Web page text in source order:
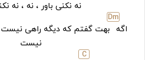
نه نکنی باور ، نه ، نه
اگه
Dm
بهت گفتم که دیگه راهی نیست
نیست
C